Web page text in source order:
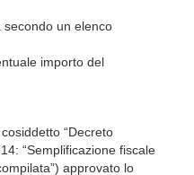
un elenco
importo del
“Decreto
“Semplificazione fiscale
approvato lo